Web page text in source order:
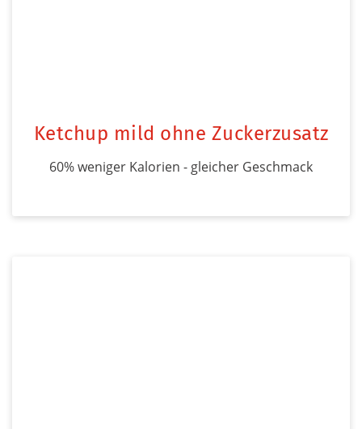
Ketchup mild ohne Zuckerzusatz
60% weniger Kalorien - gleicher Geschmack